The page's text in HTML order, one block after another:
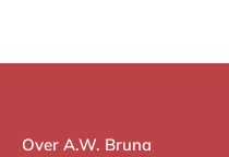
Over A.W. Bruna